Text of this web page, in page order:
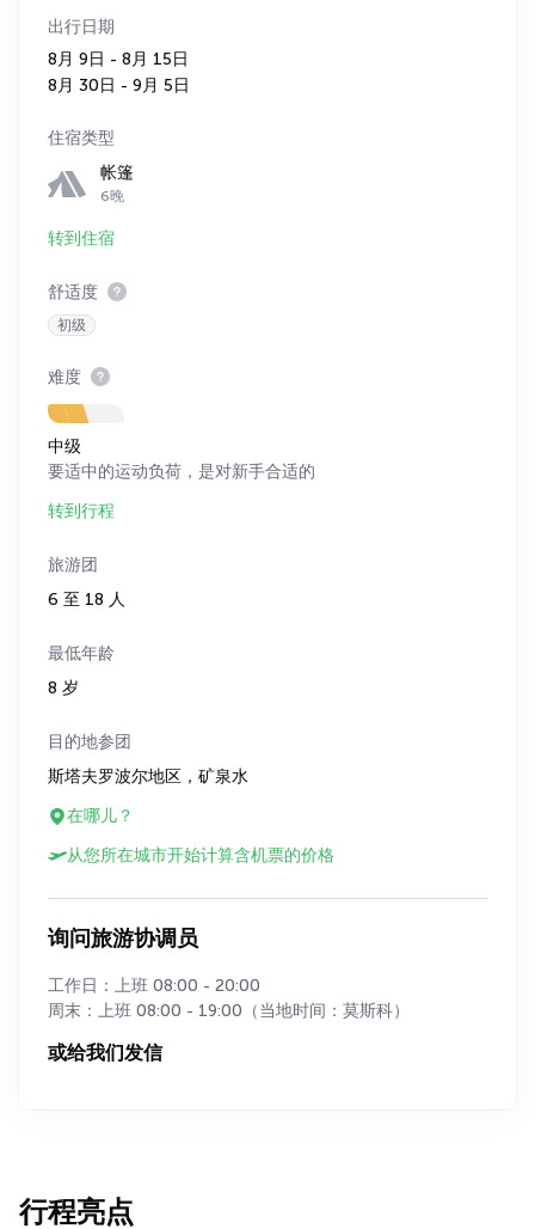
出行日期
8月 9日 - 8月 15日
8月 30日 - 9月 5日
住宿类型
帐篷
6晚
转到住宿
舒适度
初级
难度
中级
要适中的运动负荷，是对新手合适的
转到行程
旅游团
6 至 18 人
最低年龄
8 岁
目的地参团
斯塔夫罗波尔地区，矿泉水
在哪儿？
从您所在城市开始计算含机票的价格
询问旅游协调员
工作日：上班 08:00 - 20:00
周末：上班 08:00 - 19:00（当地时间：莫斯科）
或给我们发信
行程亮点